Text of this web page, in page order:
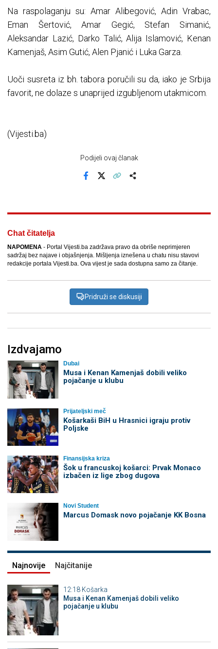
Na raspolaganju su: Amar Alibegović, Adin Vrabac,
Eman Šertović, Amar Gegić, Stefan Simanić,
Aleksandar Lazić, Darko Talić, Alija Islamović, Kenan
Kamenjaš, Asim Gutić, Alen Pjanić i Luka Garza.
Uoči susreta iz bh. tabora poručili su da, iako je Srbija
favorit, ne dolaze s unaprijed izgubljenom utakmicom.
(Vijesti.ba)
Podijeli ovaj članak
Chat čitatelja
NAPOMENA - Portal Vijesti.ba zadržava pravo da obriše neprimjeren
sadržaj bez najave i objašnjenja. Mišljenja iznešena u chatu nisu stavovi
redakcije portala Vijesti.ba. Ova vijest je sada dostupna samo za čitanje.
Pridruži se diskusiji
Izdvajamo
Dubai
Musa i Kenan Kamenjaš dobili veliko
pojačanje u klubu
Prijateljski meč
Košarkaši BiH u Hrasnici igraju protiv
Poljske
Finansijska kriza
Šok u francuskoj košarci: Prvak Monaco
izbačen iz lige zbog dugova
Novi Student
Marcus Domask novo pojačanje KK Bosna
Najnovije Najčitanije
12:18 Košarka
Musa i Kenan Kamenjaš dobili veliko
pojačanje u klubu